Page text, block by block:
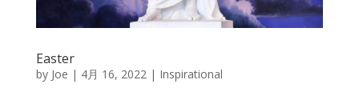
Easter
by Joe | 4月 16, 2022 | Inspirational